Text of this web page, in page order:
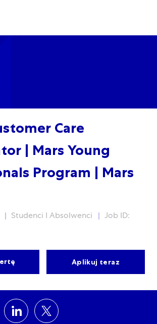
Care
| Mars Young
Program | Mars
Kategoria
Studenci I Absolwenci Job ID:
Aplikuj teraz
via Facebook
Share via LinkedIn
Share via twitter